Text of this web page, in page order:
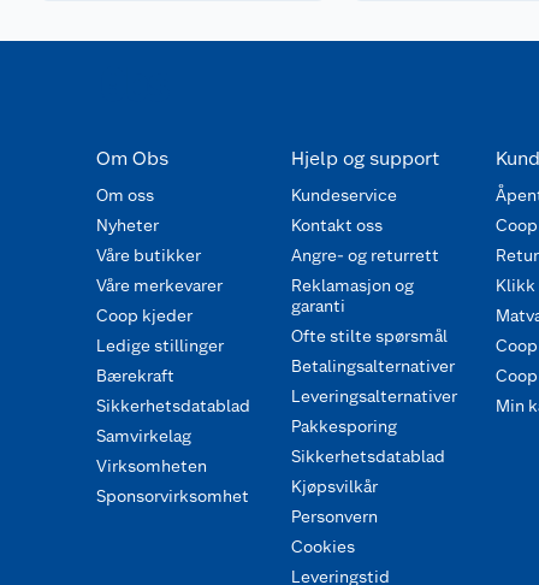
Om Obs
Om oss
Nyheter
Våre butikker
Våre merkevarer
Coop kjeder
Ledige stillinger
Bærekraft
Sikkerhetsdatablad
Samvirkelag
Virksomheten
Sponsorvirksomhet
Hjelp og support
Kundeservice
Kontakt oss
Angre- og returrett
Reklamasjon og
garanti
Ofte stilte spørsmål
Betalingsalternativer
Leveringsalternativer
Pakkesporing
Sikkerhetsdatablad
Kjøpsvilkår
Personvern
Cookies
Leveringstid
Klikk
Min